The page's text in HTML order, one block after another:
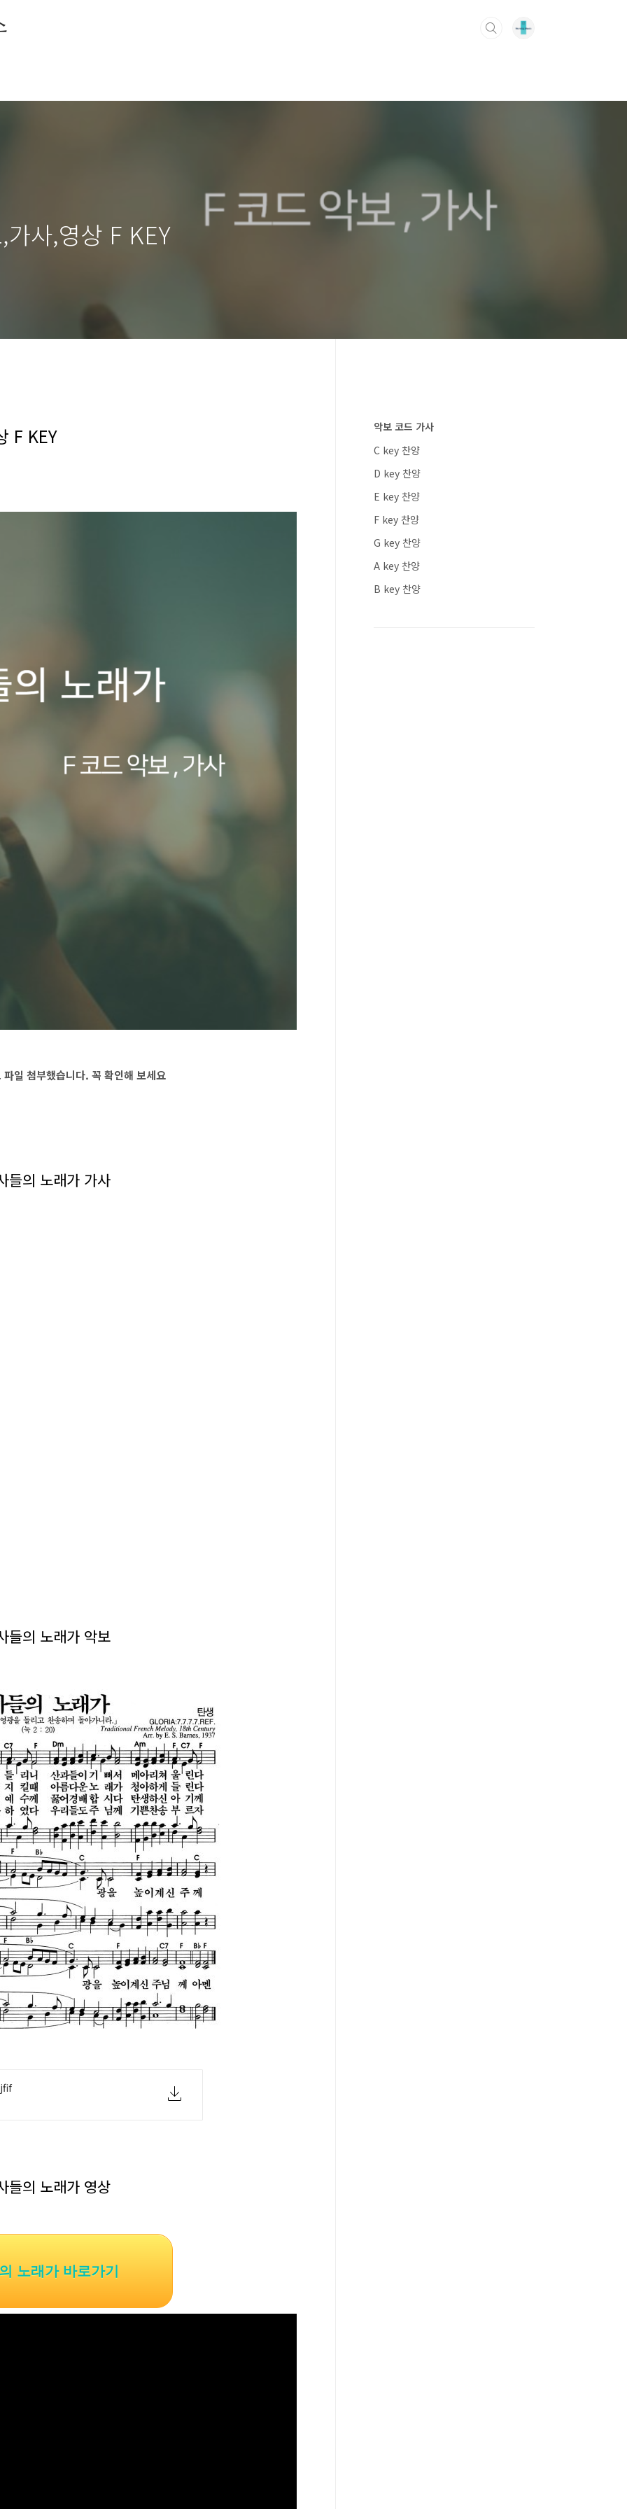
사,영상 F KEY
F KEY
일 첨부했습니다. 꼭 확인해 보세요
들의 노래가 가사
들의 노래가 악보
들의 노래가 영상
노래가 바로가기
악보 코드 가사
C key 찬양
D key 찬양
E key 찬양
F key 찬양
G key 찬양
A key 찬양
B key 찬양